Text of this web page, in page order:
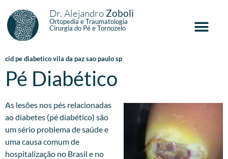
Dr. Alejandro Zoboli
Ortopedia e Traumatologia
Cirurgia do Pé e Tornozelo
cid pe diabetico vila da paz sao paulo sp
Pé Diabético
As lesões nos pés relacionadas
ao diabetes (pé diabético) são
um sério problema de saúde e
uma causa comum de
hospitalização no Brasil e no